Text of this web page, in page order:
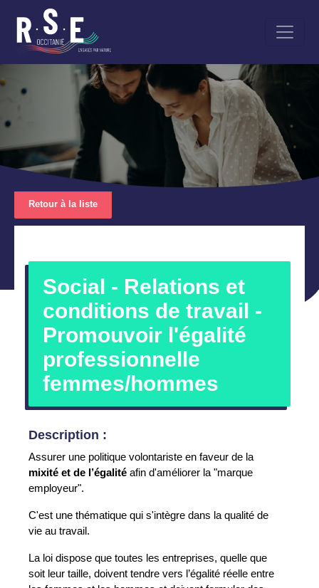
contenu
Retour à la liste
Social - Relations et
conditions de travail -
Promouvoir l'égalité
professionnelle
femmes/hommes
Description :
Assurer une politique volontariste en faveur de la
mixité et de l’égalité afin d'améliorer la "marque
employeur".
C'est une thématique qui s'intègre dans la qualité de
vie au travail.
La loi dispose que toutes les entreprises, quelle que
soit leur taille, doivent tendre vers l’égalité réelle entre